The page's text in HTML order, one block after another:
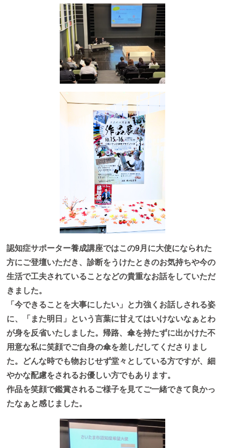
認知症サポーター養成講座ではこの9月に大使になられた
方にご登壇いただき、診断をうけたときのお気持ちや今の
生活で工夫されていることなどの貴重なお話をしていただ
きました。
「今できることを大事にしたい」と力強くお話しされる姿
に、「また明日」という言葉に甘えてはいけないなぁとわ
が身を反省いたしました。帰路、傘を持たずに出かけた不
用意な私に笑顔でご自身の傘を差しだしてくださりまし
た。どんな時でも物おじせず堂々としている方ですが、細
やかな配慮をされるお優しい方でもあります。
作品を笑顔で鑑賞されるご様子を見てご一緒できて良かっ
たなぁと感じました。